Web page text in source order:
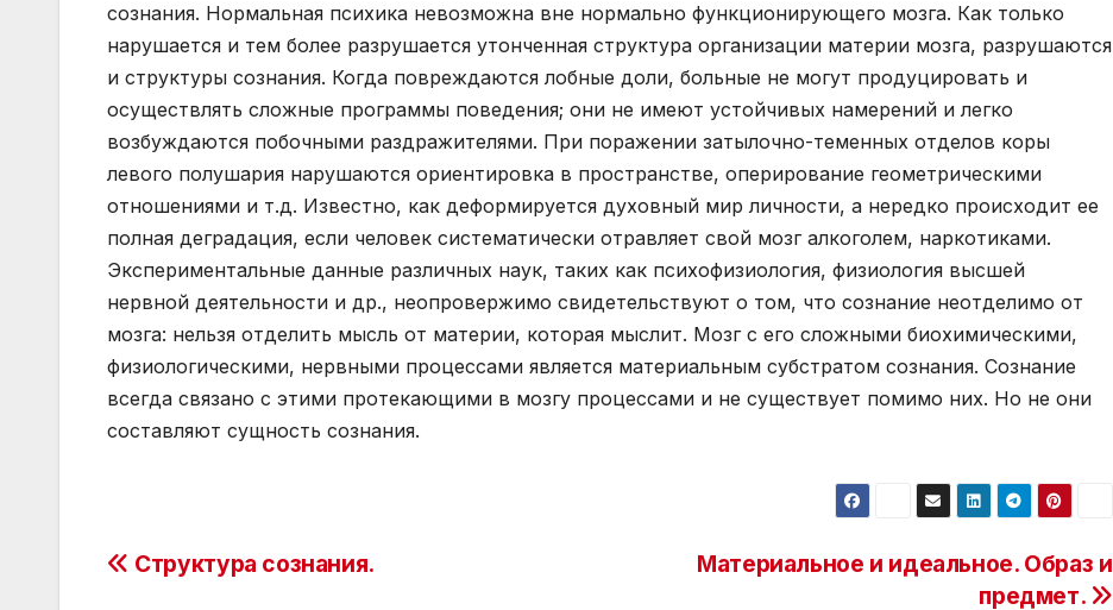
сознания. Нормальная психика невозможна вне нормально функционирующего мозга. Как только
нарушается и тем более разрушается утонченная структура организации материи мозга, разрушаются
и структуры сознания. Когда повреждаются лобные доли, больные не могут продуцировать и
осуществлять сложные программы поведения; они не имеют устойчивых намерений и легко
возбуждаются побочными раздражителями. При поражении затылочно-теменных отделов коры
левого полушария нарушаются ориентировка в пространстве, оперирование геометрическими
отношениями и т.д. Известно, как деформируется духовный мир личности, а нередко происходит ее
полная деградация, если человек систематически отравляет свой мозг алкоголем, наркотиками.
Экспериментальные данные различных наук, таких как психофизиология, физиология высшей
нервной деятельности и др., неопровержимо свидетельствуют о том, что сознание неотделимо от
мозга: нельзя отделить мысль от материи, которая мыслит. Мозг с его сложными биохимическими,
физиологическими, нервными процессами является материальным субстратом сознания. Сознание
всегда связано с этими протекающими в мозгу процессами и не существует помимо них. Но не они
составляют сущность сознания.
Post
Материальное и идеальное. Образ и
предмет.
Структура сознания.